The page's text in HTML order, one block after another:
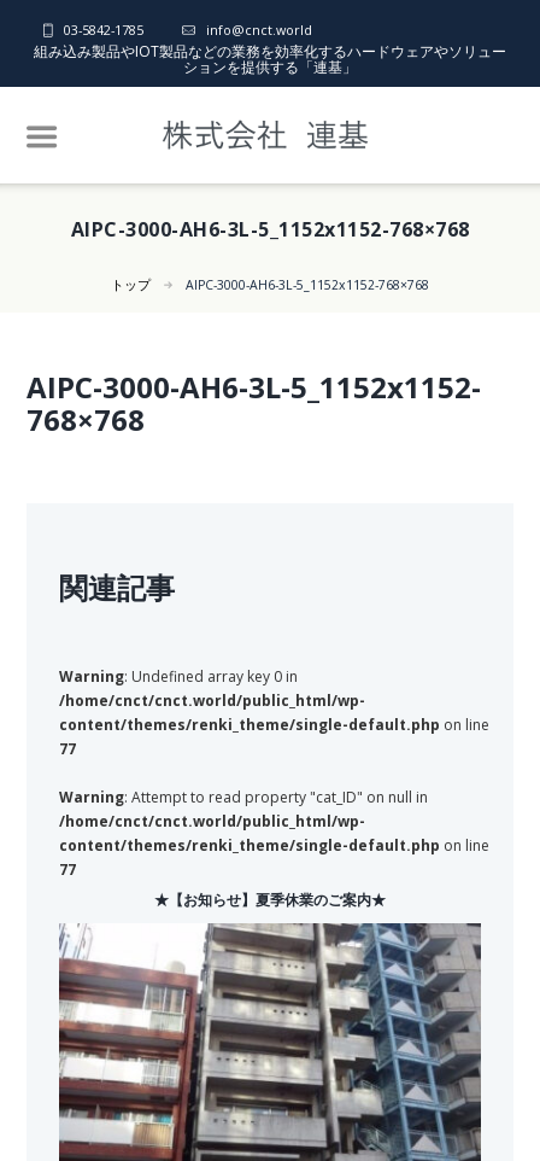
03-5842-1785 info@cnct.world
組み込み製品やIOT製品などの業務を効率化するハードウェアやソリュー
ションを提供する「連基」
AIPC-3000-AH6-3L-5_1152x1152-768×768
トップ AIPC-3000-AH6-3L-5_1152x1152-768×768
AIPC-3000-AH6-3L-5_1152x1152-
768×768
関連記事
Warning: Undefined array key 0 in
/home/cnct/cnct.world/public_html/wp-
content/themes/renki_theme/single-default.php on line
77
Warning: Attempt to read property "cat_ID" on null in
/home/cnct/cnct.world/public_html/wp-
content/themes/renki_theme/single-default.php on line
77
★【お知らせ】夏季休業のご案内★